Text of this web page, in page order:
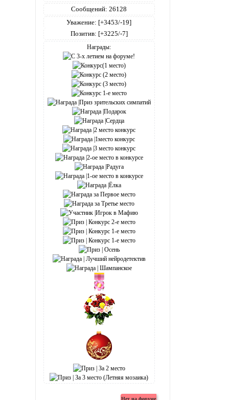
Сообщений: 26128
Уважение: [+3453/-19]
Позитив: [+3225/-7]
Награды: